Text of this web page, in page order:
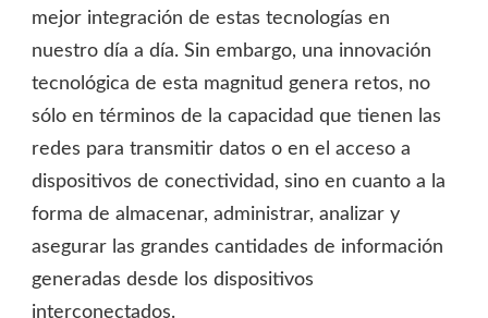
mejor integración de estas tecnologías en
nuestro día a día. Sin embargo, una innovación
tecnológica de esta magnitud genera retos, no
sólo en términos de la capacidad que tienen las
redes para transmitir datos o en el acceso a
dispositivos de conectividad, sino en cuanto a la
forma de almacenar, administrar, analizar y
asegurar las grandes cantidades de información
generadas desde los dispositivos
interconectados.